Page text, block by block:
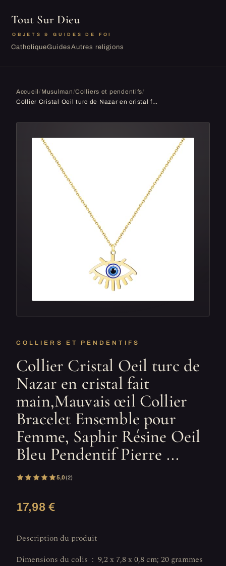
Tout Sur Dieu
OBJETS & GUIDES DE FOI
CatholiqueGuidesAutres religions
Accueil/ Musulman/Colliers et pendentifs/
Collier Cristal Oeil turc de Nazar en cristal fait main,Mauvais œil Collier Bracelet Ensemble pour Femme, Saphir Résine Oeil Bleu Pendentif Pierre ...
COLLIERS ET PENDENTIFS
Collier Cristal Oeil turc de
Nazar en cristal fait
main,Mauvais œil Collier
Bracelet Ensemble pour
Femme, Saphir Résine Oeil
Bleu Pendentif Pierre ...
5,0(2)
17,98 €
Description du produit
Dimensions du colis ‏ : ‎ 9,2 x 7,8 x 0,8 cm; 20 grammes